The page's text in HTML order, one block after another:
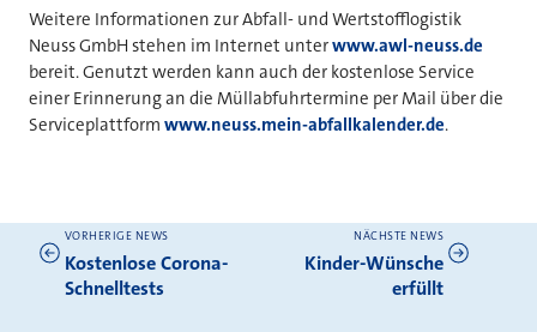
Weitere Informationen zur Abfall- und Wertstofflogistik
Neuss GmbH stehen im Internet unterwww.awl-neuss.de
bereit. Genutzt werden kann auch der kostenlose Service
einer Erinnerung an die Müllabfuhrtermine per Mail über die
Serviceplattform www.neuss.mein-abfallkalender.de.
Weitere News
VORHERIGE NEWS
Kostenlose Corona-
Schnelltests
NÄCHSTE NEWS
Kinder-Wünsche
erfüllt